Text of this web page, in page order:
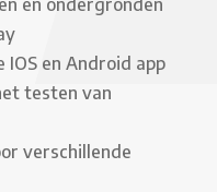
en Android app
testen van
verschillende